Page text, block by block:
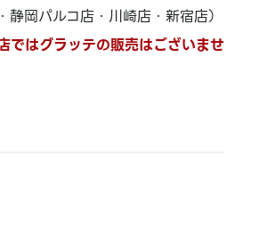
岡パルコ店・川崎店・新宿店）
ではグラッテの販売はございませ